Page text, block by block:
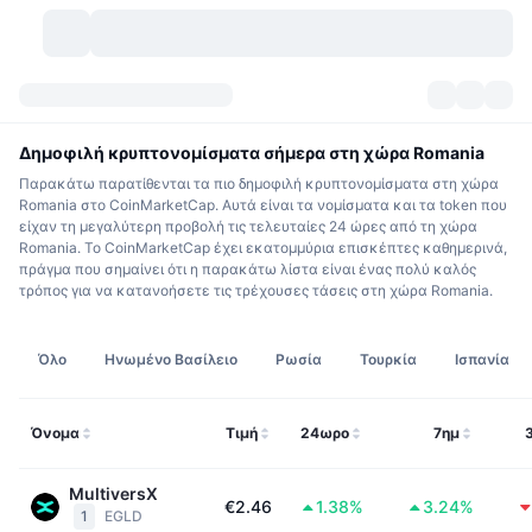
Κατάταξη
Κατηγορίες
Ξεκλειδώματα token
Αποδόσεις
Στοιχεία ενεργητικού πραγματικού κόσμου
Αγορές
Επισκόπηση αγοράς
Αριθμός κρυπτονομισμάτων
Μπιτκόιν Θησαυροφυλάκια
BNB Θησαυροφυλάκια
DexScan
Σήματα New
Νέο
Ανταλλακτήρια
Spot
Παράγωγα
Αποκεντρωμένα ανταλλακτήρια
Ροές
Θέματα
Ζωντανά
API
API
API Κρυπτονομισμάτων
Προϊόντα
Προϊόντα
Δημοφιλή κρυπτονομίσματα σήμερα στη χώρα Romania
Παρακάτω παρατίθενται τα πιο δημοφιλή κρυπτονομίσματα στη χώρα
Romania στο CoinMarketCap. Αυτά είναι τα νομίσματα και τα token που
είχαν τη μεγαλύτερη προβολή τις τελευταίες 24 ώρες από τη χώρα
Romania. Το CoinMarketCap έχει εκατομμύρια επισκέπτες καθημερινά,
πράγμα που σημαίνει ότι η παρακάτω λίστα είναι ένας πολύ καλός
τρόπος για να κατανοήσετε τις τρέχουσες τάσεις στη χώρα Romania.
Όλο Ηνωμένο Βασίλειο Ρωσία Τουρκία Ισπανία
Όνομα Τιμή 24ωρο 7ημ
MultiversX
1 EGLD €2.46 1.38% 3.24%